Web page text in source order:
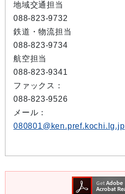
地域交通担当
088-823-9732
鉄道・物流担当
088-823-9734
航空担当
088-823-9341
ファックス：
088-823-9526
メール：
080801@ken.pref.kochi.lg.jp